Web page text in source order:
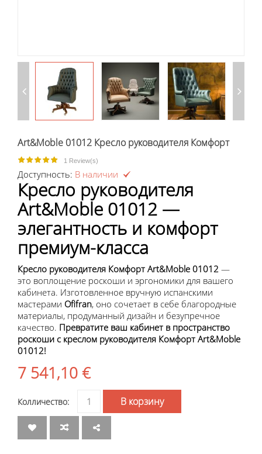
Art&Moble 01012 Кресло руководителя Комфорт
1 Review(s)
Доступность: В наличии
Кресло руководителя
Art&Moble 01012 —
элегантность и комфорт
премиум-класса
Кресло руководителя Комфорт Art&Moble 01012 —
это воплощение роскоши и эргономики для вашего
кабинета. Изготовленное вручную испанскими
мастерами Ofifran, оно сочетает в себе благородные
материалы, продуманный дизайн и безупречное
качество. Превратите ваш кабинет в пространство
роскоши с креслом руководителя Комфорт Art&Moble
01012!
7 541,10 €
Количество
товара
Art&Moble
01012
Кресло
В корзину